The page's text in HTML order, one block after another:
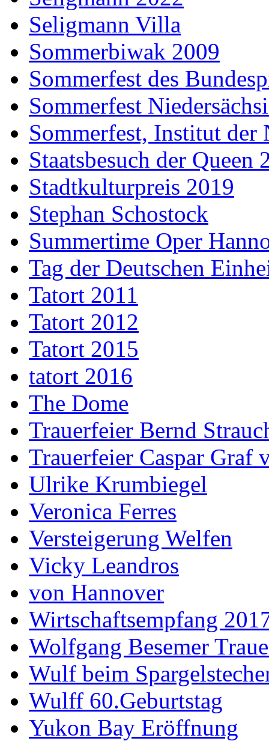
Seligmann Villa
Sommerbiwak 2009
Sommerfest des
Sommerfest
Sommerfest, Institut der
Staatsbesuch der Queen
Stadtkulturpreis 2019
Stephan Schostock
Summertime Oper
Tag der Deutschen
Tatort 2011
Tatort 2012
Tatort 2015
tatort 2016
The Dome
Trauerfeier Bernd
Trauerfeier Caspar Graf
Ulrike Krumbiegel
Veronica Ferres
Versteigerung Welfen
Vicky Leandros
von Hannover
Wirtschaftsempfang
Wolfgang Besemer
Wulf beim
Wulff 60.Geburtstag
Yukon Bay Eröffnung